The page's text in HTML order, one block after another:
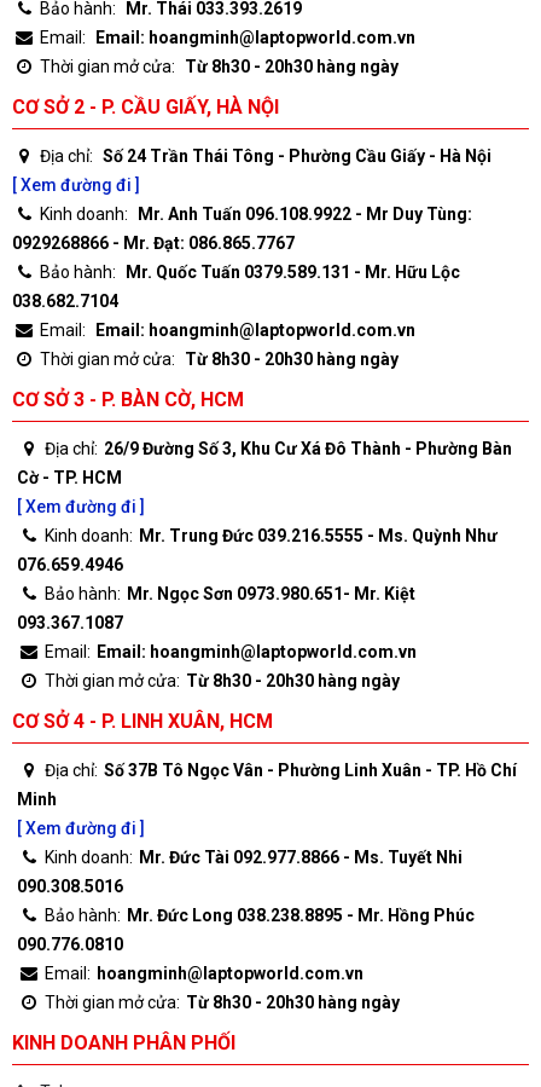
Bảo hành:
Mr. Thái 033.393.2619
Email:
Email: hoangminh@laptopworld.com.vn
Thời gian mở cửa:
Từ 8h30 - 20h30 hàng ngày
CƠ SỞ 2 - P. CẦU GIẤY, HÀ NỘI
Địa chỉ: Số 24 Trần Thái Tông - Phường Cầu Giấy - Hà Nội
[ Xem đường đi ]
Kinh doanh:
Mr. Anh Tuấn 096.108.9922 - Mr Duy Tùng:
0929268866 - Mr. Đạt: 086.865.7767
Bảo hành:
Mr. Quốc Tuấn 0379.589.131 - Mr. Hữu Lộc
038.682.7104
Email:
Email: hoangminh@laptopworld.com.vn
Thời gian mở cửa:
Từ 8h30 - 20h30 hàng ngày
CƠ SỞ 3 - P. BÀN CỜ, HCM
Địa chỉ: 26/9 Đường Số 3, Khu Cư Xá Đô Thành - Phường Bàn
Cờ - TP. HCM
[ Xem đường đi ]
Kinh doanh: Mr. Trung Đức 039.216.5555 - Ms. Quỳnh Như
076.659.4946
Bảo hành: Mr. Ngọc Sơn 0973.980.651- Mr. Kiệt
093.367.1087
Email: Email: hoangminh@laptopworld.com.vn
Thời gian mở cửa: Từ 8h30 - 20h30 hàng ngày
CƠ SỞ 4 - P. LINH XUÂN, HCM
Địa chỉ: Số 37B Tô Ngọc Vân - Phường Linh Xuân - TP. Hồ Chí
Minh
[ Xem đường đi ]
Kinh doanh: Mr. Đức Tài 092.977.8866 - Ms. Tuyết Nhi
090.308.5016
Bảo hành: Mr. Đức Long 038.238.8895 - Mr. Hồng Phúc
090.776.0810
Email: hoangminh@laptopworld.com.vn
Thời gian mở cửa: Từ 8h30 - 20h30 hàng ngày
KINH DOANH PHÂN PHỐI